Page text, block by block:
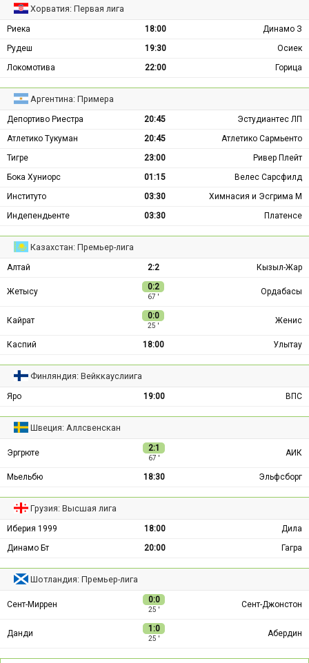
Хорватия: Первая лига
Риека 18:00
Динамо З
Рудеш
19:30
Осиек
Локомотива
22:00 Горица
Аргентина: Примера
Депортиво Риестра 20:45
Эстудиантес ЛП
Атлетико Тукуман
20:45
Атлетико Сармьенто
Тигре
23:00
Ривер Плейт
Бока Хуниорс
01:15
Велес Сарсфилд
Институто
03:30
Химнасия и Эсгрима М
Индепендьенте
03:30 Платенсе
Казахстан: Премьер-лига
Алтай 2:2 Кызыл-Жар
Жетысу 0:2
67 ′
Ордабасы
Кайрат 0:0
25 ′
Женис
Каспий 18:00 Улытау
Финляндия: Вейккауслиига
Яро 19:00 ВПС
Швеция: Аллсвенскан
Эргрюте 2:1
67 ′
АИК
Мьельбю 18:30 Эльфсборг
Грузия: Высшая лига
Иберия 1999 18:00
Дила
Динамо Бт
20:00 Гагра
Шотландия: Премьер-лига
Сент-Миррен 0:0
25 ′
Сент-Джонстон
Данди 1:0
25 ′
Абердин